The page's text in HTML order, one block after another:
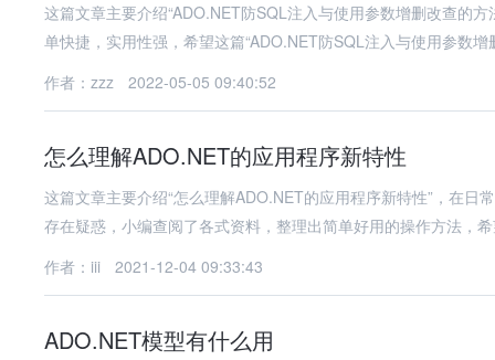
这篇文章主要介绍“ADO.NET防SQL注入与使用参数增删改查的
单快捷，实用性强，希望这篇“ADO.NET防SQL注入与使用参数增
作者：zzz
2022-05-05 09:40:52
怎么理解ADO.NET的应用程序新特性
这篇文章主要介绍“怎么理解ADO.NET的应用程序新特性”，在
存在疑惑，小编查阅了各式资料，整理出简单好用的操作方法，
作者：iii
2021-12-04 09:33:43
ADO.NET模型有什么用